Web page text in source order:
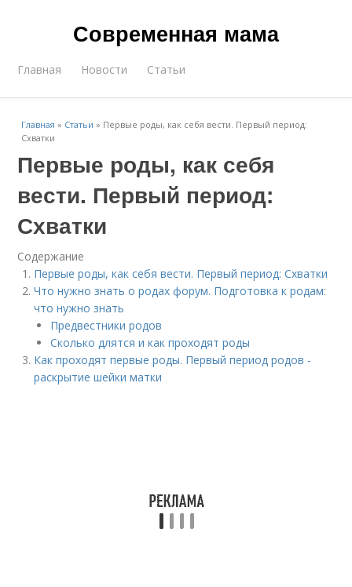
Современная мама
Главная Новости Статьи
Главная » Статьи » Первые роды, как себя вести. Первый период:
Схватки
Первые роды, как себя
вести. Первый период:
Схватки
Содержание
Первые роды, как себя вести. Первый период: Схватки
Что нужно знать о родах форум. Подготовка к родам:
что нужно знать
Предвестники родов
Сколько длятся и как проходят роды
Как проходят первые роды. Первый период родов -
раскрытие шейки матки